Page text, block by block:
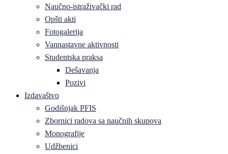
Naučno-istraživački rad
Opšti akti
Fotogalerija
Vannastavne aktivnosti
Studentska praksa
Dešavanja
Pozivi
Izdavaštvo
Godišnjak PFIS
Zbornici radova sa naučnih skupova
Monografije
Udžbenici